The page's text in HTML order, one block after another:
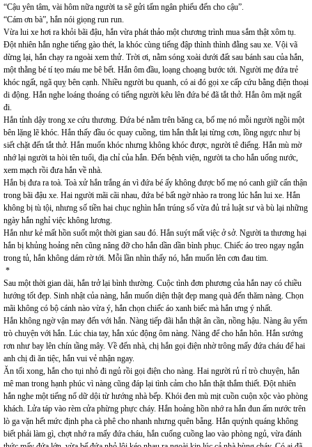
“Cậu yên tâm, vài hôm nữa người ta sẽ gửi tấm ngân phiếu đến cho cậu”.
“Cám ơn bà”, hắn nói giọng run run.
Vừa lui xe hơi ra khỏi bãi đậu, hắn vừa phát thảo một chương trình mua sắm thật xôm tụ.
Đột nhiên hắn nghe tiếng gào thét, la khóc cùng tiếng đập thình thình đằng sau xe. Vội vã
dừng lại, hắn chạy ra ngoài xem thử. Trời ơi, nằm sóng xoài dưới đất sau bánh sau của hắn,
một thằng bé tí tẹo máu me bê bết. Hắn ôm đầu, loạng choạng bước tới. Người mẹ đứa trẻ
khóc ngất, ngã quỵ bên cạnh. Nhiều người bu quanh, có ai đó gọi xe cấp cứu bằng điện thoại
di động. Hắn nghe loáng thoáng có tiếng người kêu lên đứa bé đã tắt thở. Hắn ôm mặt ngất
đi.
Hắn tỉnh dậy trong xe cứu thương. Đứa bé nằm trên băng ca, bố mẹ nó mỗi người ngồi một
bên lặng lẽ khóc. Hắn thấy đầu óc quay cuồng, tim hắn thắt lại từng cơn, lồng ngực như bị
siết chặt đến tắt thở. Hắn muốn khóc nhưng không khóc được, người tê điếng. Hắn mù mờ
nhớ lại người ta hòi tên tuổi, địa chỉ của hắn. Đến bệnh viện, người ta cho hắn uống nước,
xem mạch rồi đưa hắn về nhà.
Hắn bị đưa ra toà. Toà xử hắn trắng án vì đứa bé ấy không được bố mẹ nó canh giữ cẩn thận
trong bãi đậu xe. Hai người mãi cãi nhau, đứa bé bất ngờ nhào ra trong lúc hắn lui xe. Hắn
không bị tù tội, nhưng số tiền hai chục nghìn hắn trúng số vừa đủ trả luật sư và bù lại những
ngày hắn nghỉ việc không lương.
Hắn như kẻ mất hồn suốt một thời gian sau đó. Hắn suýt mất việc ở sở. Người ta thương hại
hắn bị khủng hoảng nên cũng nâng đỡ cho hắn dần dần bình phục. Chiếc áo treo ngay ngắn
trong tủ, hắn không dám rờ tới. Mỗi lần nhìn thấy nó, hắn muốn lên cơn đau tim.
*
Sau một thời gian dài, hắn trở lại bình thường. Cuộc tình đơn phương của hắn nay có chiều
hướng tốt đẹp. Sinh nhật của nàng, hắn muốn diện thật đẹp mang quà đến thăm nàng. Chọn
mãi không có bộ cánh nào vừa ý, hắn chọn chiếc áo xanh biếc mà hắn ưng ý nhất.
Hắn không ngờ vận may đến với hắn. Nàng tiếp đãi hắn thật ân cần, nồng hậu. Nàng âu yếm
trò chuyện với hắn. Lúc chia tay, hắn xúc động ôm nàng. Nàng để cho hắn hôn. Hắn sướng
rơn như bay lên chín tầng mây. Về đến nhà, chị hắn gọi điện nhờ trông mấy đứa cháu để hai
anh chị đi ăn tiệc, hắn vui vẻ nhận ngay.
Ăn tối xong, hắn cho tụi nhỏ đi ngủ rồi gọi điện cho nàng. Hai người rủ rỉ trò chuyện, hắn
mê man trong hạnh phúc vì nàng cũng đáp lại tình cảm cho hắn thật thắm thiết. Đột nhiên
hắn nghe một tiếng nổ dữ dội từ hướng nhà bếp. Khói đen mù mịt cuồn cuộn xộc vào phòng
khách. Lửa táp vào rèm cửa phừng phực cháy. Hắn hoảng hồn nhớ ra hắn đun ấm nước trên
lò ga vặn hết mức định pha cà phê cho nhanh nhưng quên bẵng. Hắn quýnh quáng không
biết phải làm gì, chợt nhớ ra mấy đứa cháu, hắn cuống cuồng lao vào phòng ngủ, vừa đánh